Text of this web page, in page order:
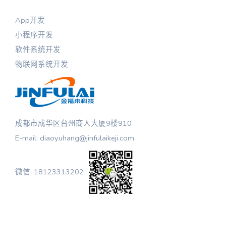
App开发
小程序开发
软件系统开发
物联网系统开发
成都市成华区台州商人大厦9楼910
E-mail: diaoyuhang@jinfulaikeji.com
微信: 18123313202